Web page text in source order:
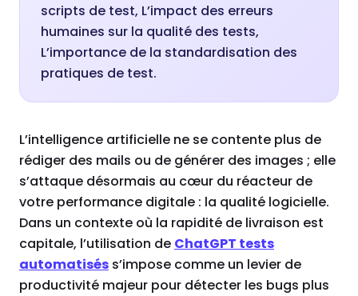
scripts de test, L’impact des erreurs
humaines sur la qualité des tests,
L’importance de la standardisation des
pratiques de test.
L’intelligence artificielle ne se contente plus de
rédiger des mails ou de générer des images ; elle
s’attaque désormais au cœur du réacteur de
votre performance digitale : la qualité logicielle.
Dans un contexte où la rapidité de livraison est
capitale, l’utilisation de ChatGPT tests
automatisés s’impose comme un levier de
productivité majeur pour détecter les bugs plus